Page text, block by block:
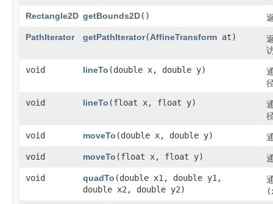
Rectangle2D getBounds2D()
PathIterator
getPathIterator​(AffineTransform at)
void
lineTo ​(double x, double y)
void
lineTo ​(float x, float y)
void
moveTo ​(double x, double y)
void
moveTo ​(float x, float y)
void
quadTo ​(double x1, double y1,
double x2, double y2)